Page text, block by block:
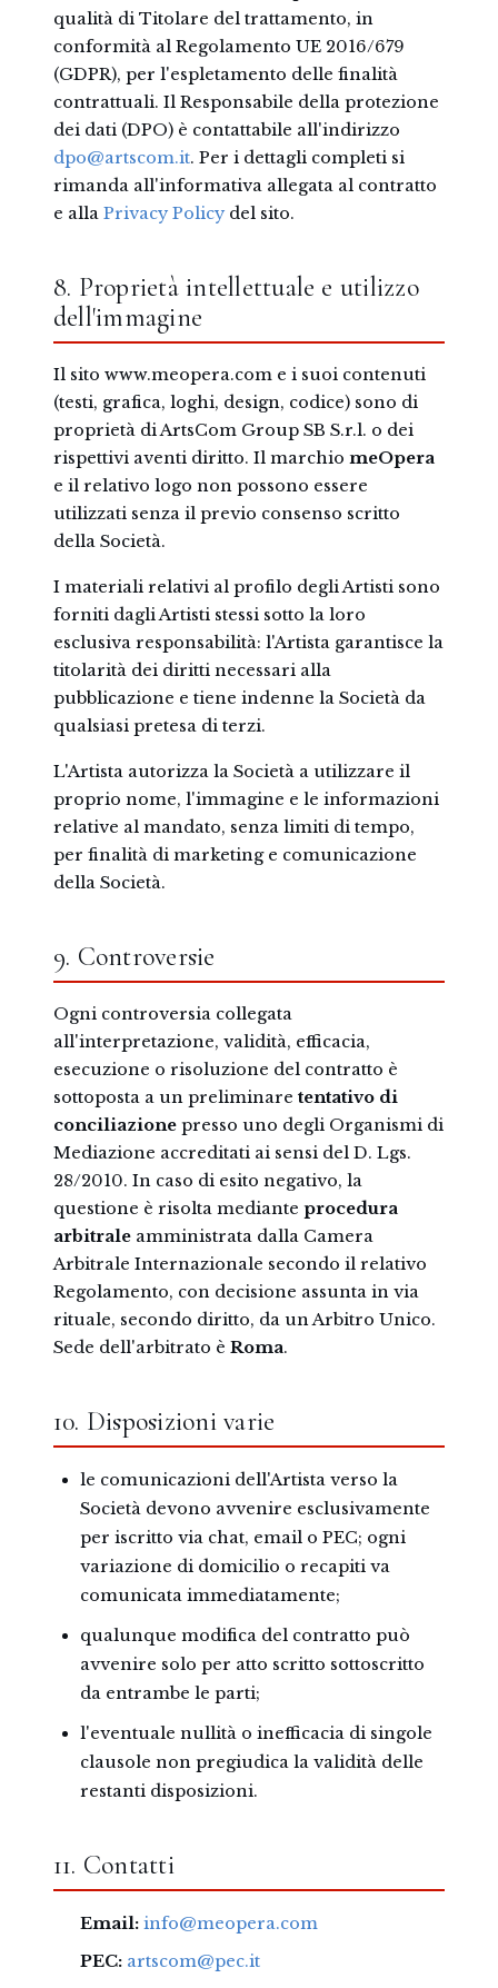
qualità di Titolare del trattamento, in
conformità al Regolamento UE 2016/679
(GDPR), per l'espletamento delle finalità
contrattuali. Il Responsabile della protezione
dei dati (DPO) è contattabile all'indirizzo
dpo@artscom.it. Per i dettagli completi si
rimanda all'informativa allegata al contratto
e alla Privacy Policy del sito.
8. Proprietà intellettuale e utilizzo
dell'immagine
Il sito www.meopera.com e i suoi contenuti
(testi, grafica, loghi, design, codice) sono di
proprietà di ArtsCom Group SB S.r.l. o dei
rispettivi aventi diritto. Il marchio meOpera
e il relativo logo non possono essere
utilizzati senza il previo consenso scritto
della Società.
I materiali relativi al profilo degli Artisti sono
forniti dagli Artisti stessi sotto la loro
esclusiva responsabilità: l'Artista garantisce la
titolarità dei diritti necessari alla
pubblicazione e tiene indenne la Società da
qualsiasi pretesa di terzi.
L'Artista autorizza la Società a utilizzare il
proprio nome, l'immagine e le informazioni
relative al mandato, senza limiti di tempo,
per finalità di marketing e comunicazione
della Società.
9. Controversie
Ogni controversia collegata
all'interpretazione, validità, efficacia,
esecuzione o risoluzione del contratto è
sottoposta a un preliminare tentativo di
conciliazione presso uno degli Organismi di
Mediazione accreditati ai sensi del D. Lgs.
28/2010. In caso di esito negativo, la
questione è risolta mediante procedura
arbitrale amministrata dalla Camera
Arbitrale Internazionale secondo il relativo
Regolamento, con decisione assunta in via
rituale, secondo diritto, da un Arbitro Unico.
Sede dell'arbitrato è Roma.
10. Disposizioni varie
le comunicazioni dell'Artista verso la
Società devono avvenire esclusivamente
per iscritto via chat, email o PEC; ogni
variazione di domicilio o recapiti va
comunicata immediatamente;
qualunque modifica del contratto può
avvenire solo per atto scritto sottoscritto
da entrambe le parti;
l'eventuale nullità o inefficacia di singole
clausole non pregiudica la validità delle
restanti disposizioni.
11. Contatti
Email: info@meopera.com
PEC: artscom@pec.it